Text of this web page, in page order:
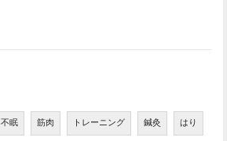
不眠 筋肉 トレーニング 鍼灸 はり